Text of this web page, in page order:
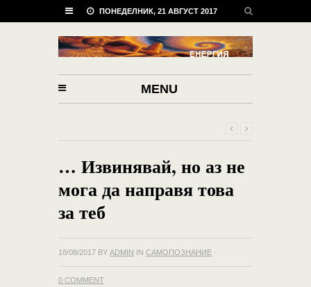
ПОНЕДЕЛНИК, 21 АВГУСТ 2017
MENU
… Извинявай, но аз не
мога да направя това
за теб
18/08/2017 BY ADMIN IN САМОПОЗНАНИЕ ·
0 COMMENT